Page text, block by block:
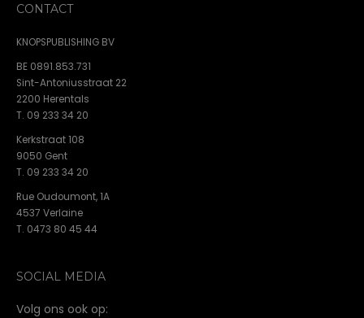
CONTACT
KNOPSPUBLISHING BV
BE 0891.853.731
Sint-Antoniusstraat 22
2200 Herentals
T. 09 233 34 20
Kerkstraat 108
9050 Gent
T. 09 233 34 20
Rue Oudoumont, 1A
4537 Verlaine
T. 0473 80 45 44
SOCIAL MEDIA
Volg ons ook op: